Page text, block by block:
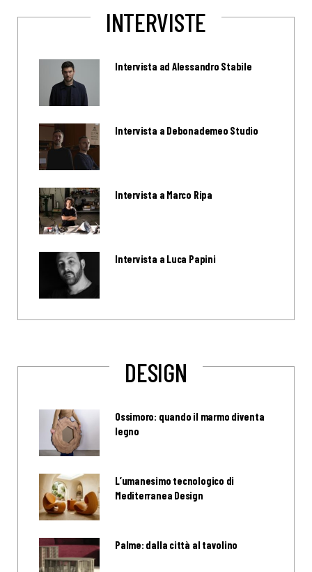
INTERVISTE
Intervista ad Alessandro Stabile
Intervista a Debonademeo Studio
Intervista a Marco Ripa
Intervista a Luca Papini
DESIGN
Ossimoro: quando il marmo diventa
legno
L’umanesimo tecnologico di
Mediterranea Design
Palme: dalla città al tavolino